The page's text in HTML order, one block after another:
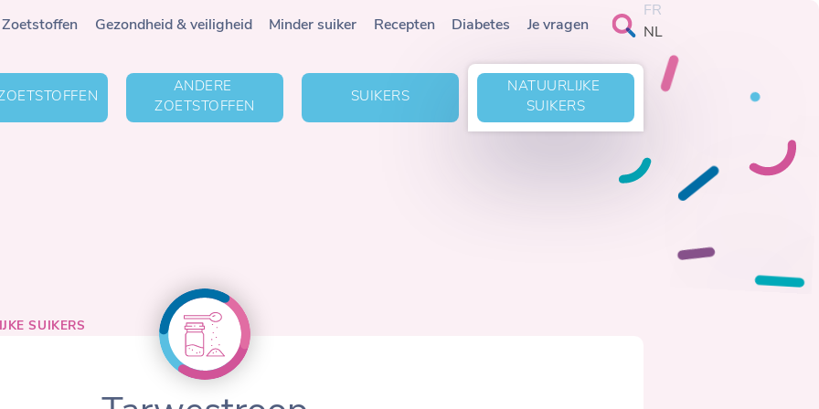
Zoetstoffen Gezondheid & veiligheid Minder suiker Recepten Diabetes Je vragen
Search
for:
FR
NL
ANDERE
ZOETSTOFFEN
SUIKERS
NATUURLIJKE
SUIKERS
SUIKERS